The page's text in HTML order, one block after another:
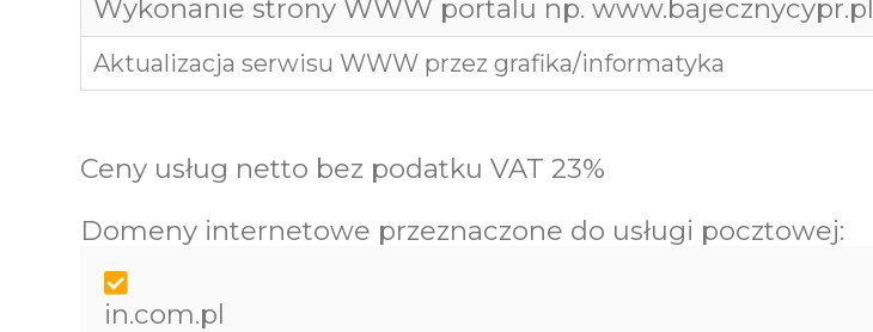
Wykonanie strony WWW portalu np.www.bajecznycypr.pl
Aktualizacja serwisu WWW przez grafika/informatyka
Ceny usług netto bez podatku VAT 23%
Domeny internetowe przeznaczone do usługi pocztowej:
in.com.pl